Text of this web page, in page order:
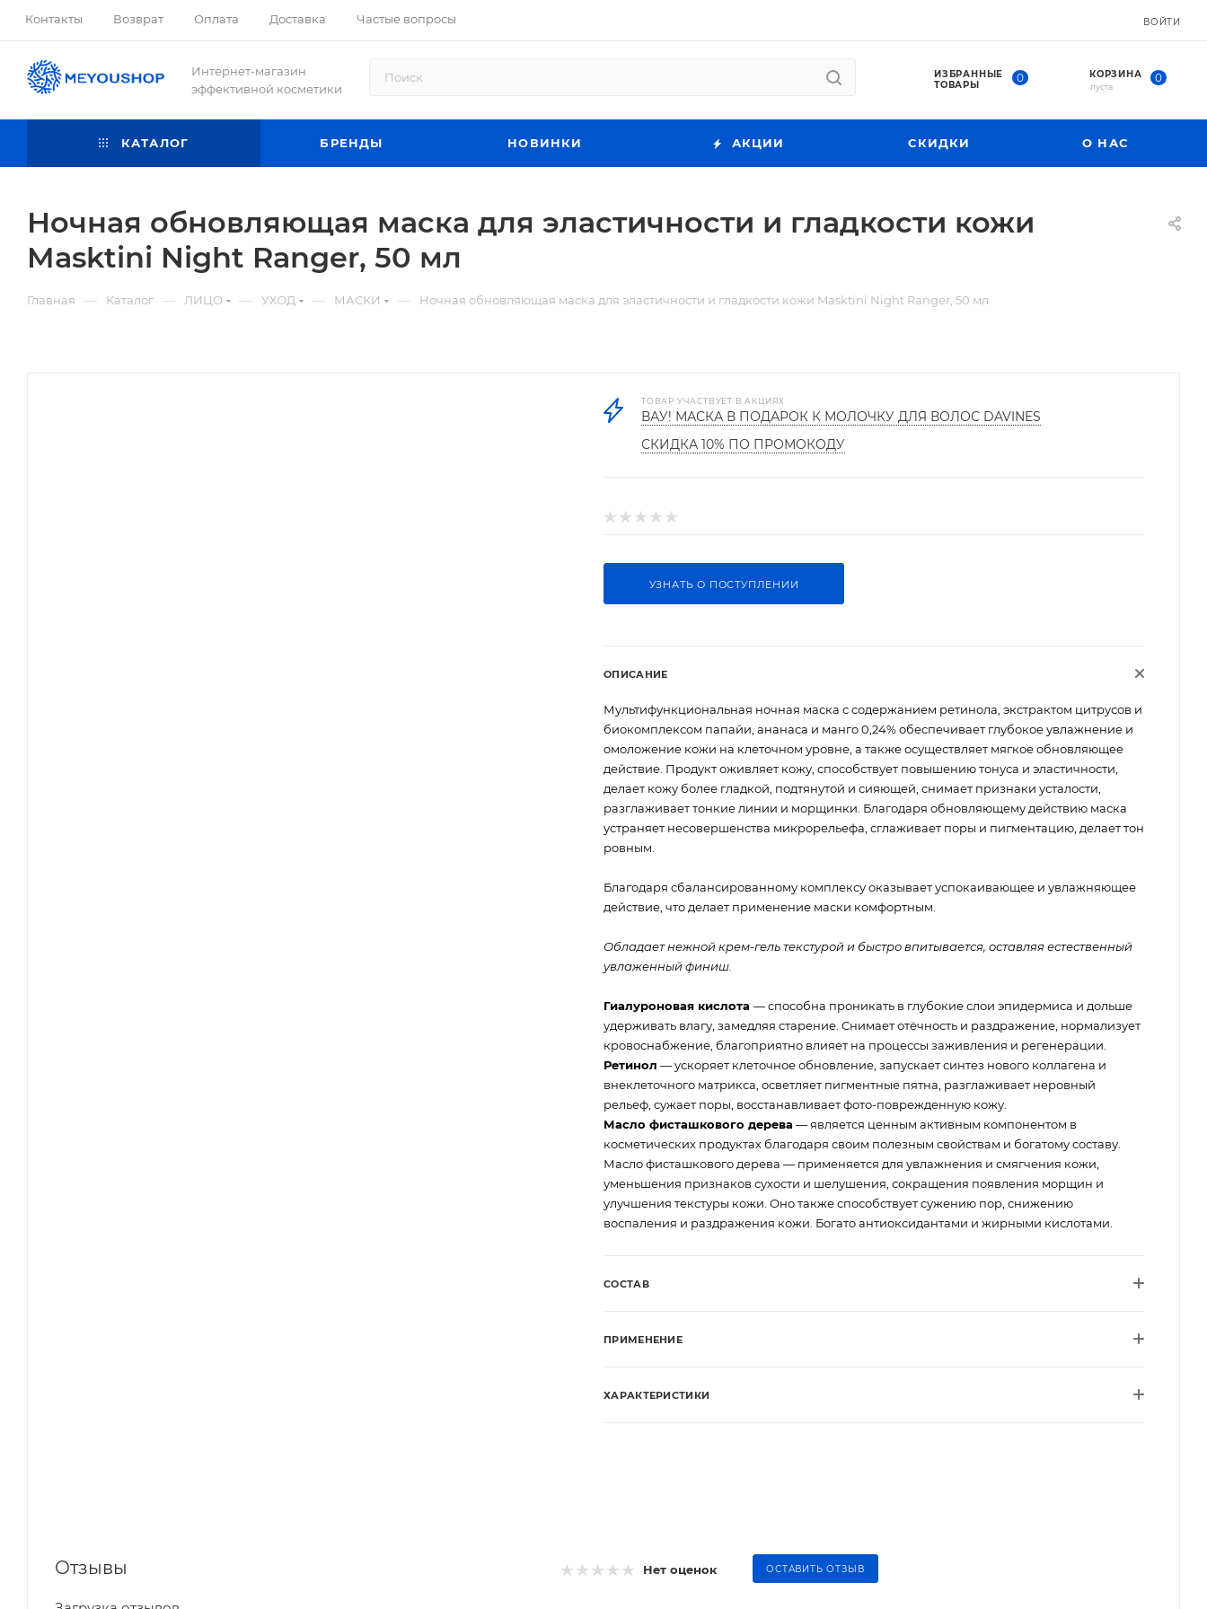
Контакты Возврат Оплата Доставка Частые вопросы ВОЙТИ
Интернет-магазин
эффективной косметики
ИЗБРАННЫЕ
ТОВАРЫ
0 КОРЗИНА 0
пуста
КАТАЛОГ БРЕНДЫ НОВИНКИ АКЦИИ СКИДКИ О НАС
Ночная обновляющая маска для эластичности и гладкости кожи
Masktini Night Ranger, 50 мл
Главная — Каталог — ЛИЦО — УХОД — МАСКИ — Ночная обновляющая маска для эластичности и гладкости кожи Masktini Night Ranger, 50 мл
ТОВАР УЧАСТВУЕТ В АКЦИЯХ
ВАУ! МАСКА В ПОДАРОК К МОЛОЧКУ ДЛЯ ВОЛОС DAVINES
СКИДКА 10% ПО ПРОМОКОДУ
УЗНАТЬ О ПОСТУПЛЕНИИ
ОПИСАНИЕ
Мультифункциональная ночная маска с содержанием ретинола, экстрактом цитрусов и
биокомплексом папайи, ананаса и манго 0,24% обеспечивает глубокое увлажнение и
омоложение кожи на клеточном уровне, а также осуществляет мягкое обновляющее
действие. Продукт оживляет кожу, способствует повышению тонуса и эластичности,
делает кожу более гладкой, подтянутой и сияющей, снимает признаки усталости,
разглаживает тонкие линии и морщинки. Благодаря обновляющему действию маска
устраняет несовершенства микрорельефа, сглаживает поры и пигментацию, делает тон
ровным.
Благодаря сбалансированному комплексу оказывает успокаивающее и увлажняющее
действие, что делает применение маски комфортным.
Обладает нежной крем-гель текстурой и быстро впитывается, оставляя естественный
увлаженный финиш.
Гиалуроновая кислота — способна проникать в глубокие слои эпидермиса и дольше
удерживать влагу, замедляя старение. Снимает отёчность и раздражение, нормализует
кровоснабжение, благоприятно влияет на процессы заживления и регенерации.
Ретинол — ускоряет клеточное обновление, запускает синтез нового коллагена и
внеклеточного матрикса, осветляет пигментные пятна, разглаживает неровный
рельеф, сужает поры, восстанавливает фото-поврежденную кожу.
Масло фисташкового дерева — является ценным активным компонентом в
косметических продуктах благодаря своим полезным свойствам и богатому составу.
Масло фисташкового дерева — применяется для увлажнения и смягчения кожи,
уменьшения признаков сухости и шелушения, сокращения появления морщин и
улучшения текстуры кожи. Оно также способствует сужению пор, снижению
воспаления и раздражения кожи. Богато антиоксидантами и жирными кислотами.
СОСТАВ
ПРИМЕНЕНИЕ
ХАРАКТЕРИСТИКИ
Отзывы Нет оценок ОСТАВИТЬ ОТЗЫВ